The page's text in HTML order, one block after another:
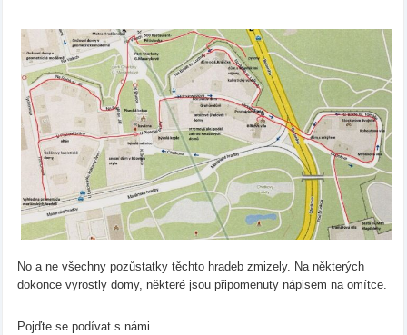
No a ne všechny pozůstatky těchto hradeb zmizely. Na některých
dokonce vyrostly domy, některé jsou připomenuty nápisem na omítce.
Pojďte se podívat s námi…